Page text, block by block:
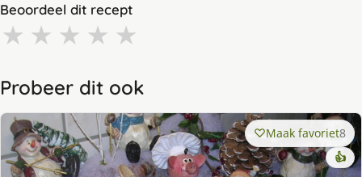
Beoordeel dit recept
★ ★ ★ ★ ★
Probeer dit ook
Maak favoriet8
👍